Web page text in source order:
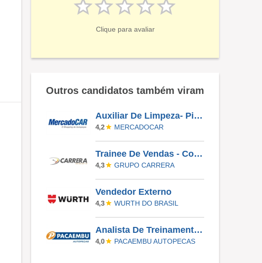
Clique para avaliar
Outros candidatos também viram
Auxiliar De Limpeza- Pirituba
4,2 MERCADOCAR
Trainee De Vendas - Concessionária | Barra Funda
4,3 GRUPO CARRERA
Vendedor Externo
4,3 WURTH DO BRASIL
Analista De Treinamento E Desenvolvimento
4,0 PACAEMBU AUTOPECAS